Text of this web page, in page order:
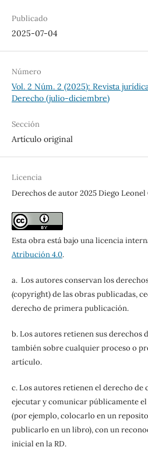
Publicado
2025-07-04
Número
Vol. 2 Núm. 2 (2025): Revista
Derecho (julio-diciembre)
Sección
Artículo original
Licencia
Derechos de autor 2025 Diego Leonel
Esta obra está bajo una licencia
Atribución 4.0.
a. Los autores conservan los
(copyright) de las obras publicadas,
derecho de primera publicación.
b. Los autores retienen sus derechos
también sobre cualquier proceso o
artículo.
c. Los autores retienen el derecho
ejecutar y comunicar públicamente
(por ejemplo, colocarlo en un
publicarlo en un libro), con un
inicial en la RD.